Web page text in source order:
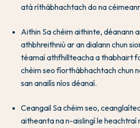
atá ríthábhachtach do na
Aithin Sa chéim aithinte, déanann
athbhreithniú ar an dialann chun
téamaí athfhillteacha a thabhairt
chéim seo fíorthábhachtach chun
san anailís níos déanaí.
Ceangail Sa chéim seo,
aitheanta na n-aislingí le heachtraí